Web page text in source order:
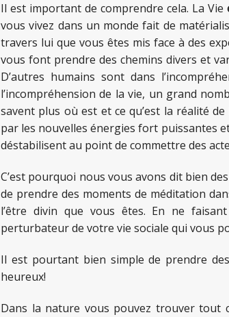
Il est important de comprendre cela. La Vie
vous vivez dans un monde fait de
travers lui que vous êtes mis face à des
vous font prendre des chemins divers et
D’autres humains sont dans
l’incompréhension de la vie, un grand
savent plus où est et ce qu’est la réalité
par les nouvelles énergies fort puissantes
déstabilisent au point de commettre des
C’est pourquoi nous vous avons dit bien
de prendre des moments de méditation
l’être divin que vous êtes. En ne
perturbateur de votre vie sociale qui vous
Il est pourtant bien simple de prendre
heureux!
Dans la nature vous pouvez trouver tout